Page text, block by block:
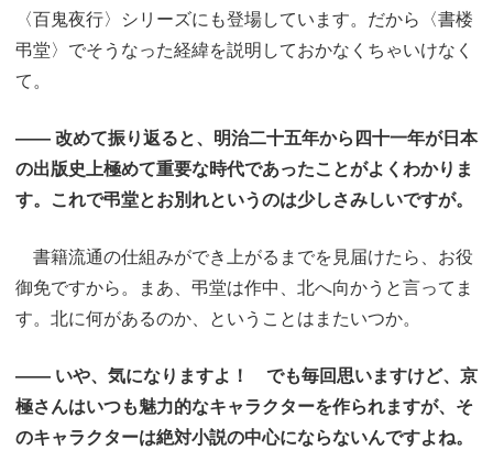
〈百鬼夜行〉シリーズにも登場しています。だから〈書楼
弔堂〉でそうなった経緯を説明しておかなくちゃいけなく
て。
―― 改めて振り返ると、明治二十五年から四十一年が日本
の出版史上極めて重要な時代であったことがよくわかりま
す。これで弔堂とお別れというのは少しさみしいですが。
書籍流通の仕組みができ上がるまでを見届けたら、お役
御免ですから。まあ、弔堂は作中、北へ向かうと言ってま
す。北に何があるのか、ということはまたいつか。
―― いや、気になりますよ！ でも毎回思いますけど、京
極さんはいつも魅力的なキャラクターを作られますが、そ
のキャラクターは絶対小説の中心にならないんですよね。